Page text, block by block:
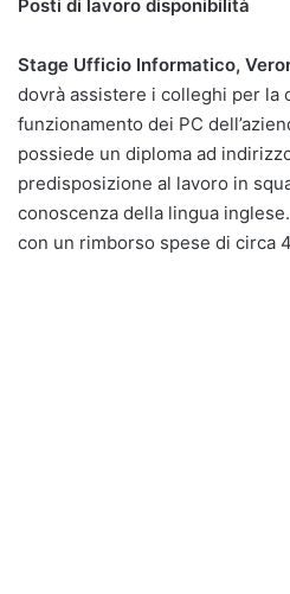
Posti di lavoro disponibilità
Stage Ufficio Informatico,
dovrà assistere i colleghi per la
funzionamento dei PC
possiede un diploma ad
predisposizione al lavoro in
conoscenza della lingua
con un rimborso spese di circa